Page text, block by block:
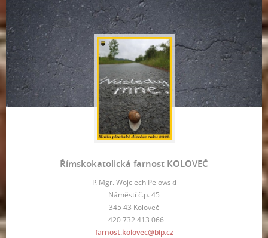
Římskokatolická farnost KOLOVEČ
P. Mgr. Wojciech Pelowski
Náměstí č.p. 45
345 43 Koloveč
+420 732 413 066
farnost.kolovec@bip.cz